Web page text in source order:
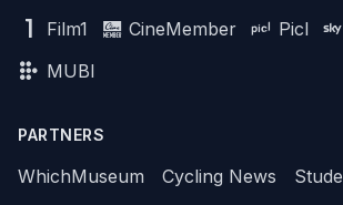
Film1
CineMember Picl
MUBI
PARTNERS
WhichMuseum Cycling News